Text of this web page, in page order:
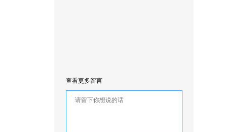
查看更多留言